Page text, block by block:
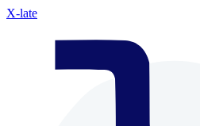
X-late